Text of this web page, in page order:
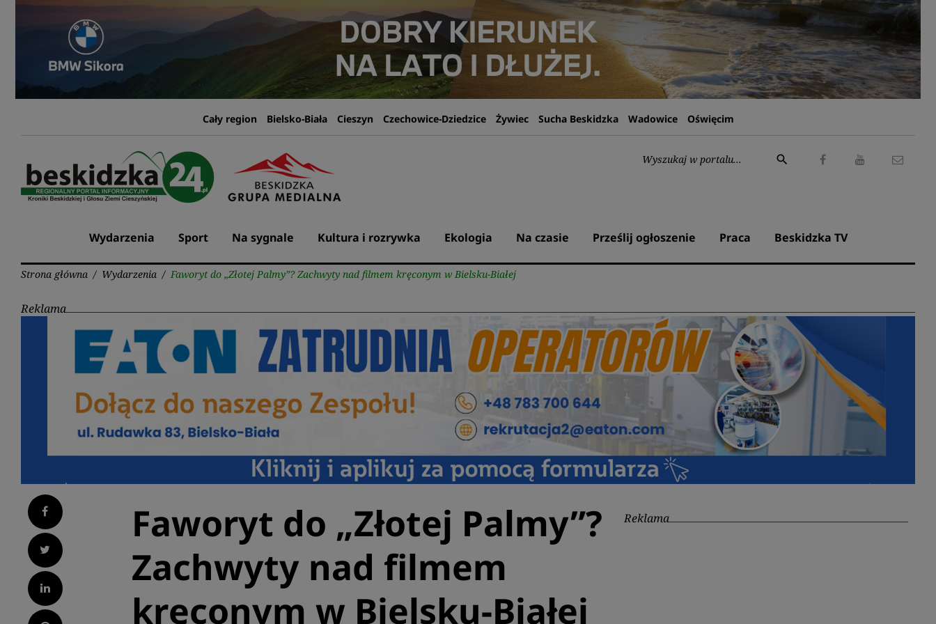
Przejdź
Cały region Bielsko-Biała Cieszyn Czechowice-Dziedzice Żywiec Sucha Beskidzka Wadowice Oświęcim
Wyszukaj:
search
Wydarzenia Sport Na sygnale Kultura i rozrywka Ekologia Na czasie Prześlij ogłoszenie Praca Beskidzka TV
Strona główna / Wydarzenia / Faworyt do „Złotej Palmy”? Zachwyty nad filmem kręconym w Bielsku-Białej
Reklama
Facebook
Twitter
LinkedIn
Faworyt do „Złotej Palmy”?
Zachwyty nad filmem
kręconym w Bielsku-Białej
Reklama